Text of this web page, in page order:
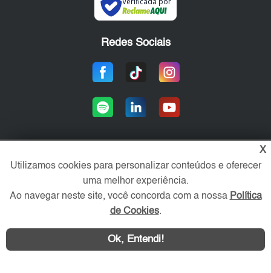
WhatsApp Contatar
Redes Sociais
Área exclusiva aos anunciantes,
acesse sua conta:
X
Utilizamos cookies para personalizar conteúdos e oferecer
uma melhor experiência.
Ao navegar neste site, você concorda com a nossa Política
de Cookies.
Ok, Entendi!